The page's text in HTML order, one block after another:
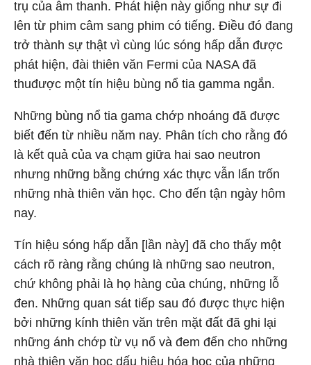
trụ của âm thanh. Phát hiện này giống như sự đi
lên từ phim câm sang phim có tiếng. Điều đó đang
trở thành sự thật vì cùng lúc sóng hấp dẫn được
phát hiện, đài thiên văn Fermi của NASA đã
thuđược một tín hiệu bùng nổ tia gamma ngắn.
Những bùng nổ tia gama chớp nhoáng đã được
biết đến từ nhiều năm nay. Phân tích cho rằng đó
là kết quả của va chạm giữa hai sao neutron
nhưng những bằng chứng xác thực vẫn lẩn trốn
những nhà thiên văn học. Cho đến tận ngày hôm
nay.
Tín hiệu sóng hấp dẫn [lần này] đã cho thấy một
cách rõ ràng rằng chúng là những sao neutron,
chứ không phải là họ hàng của chúng, những lỗ
đen. Những quan sát tiếp sau đó được thực hiện
bởi những kính thiên văn trên mặt đất đã ghi lại
những ánh chớp từ vụ nổ và đem đến cho những
nhà thiên văn học dấu hiệu hóa học của những